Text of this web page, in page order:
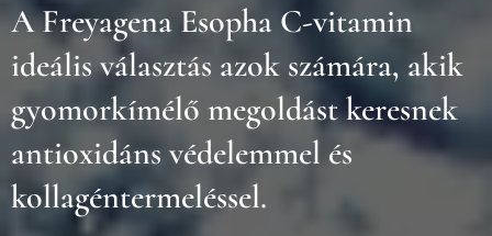
A Freyagena Esopha C-vitamin
ideális választás azok számára, akik
gyomorkímélő megoldást keresnek
antioxidáns védelemmel és
kollagéntermeléssel.